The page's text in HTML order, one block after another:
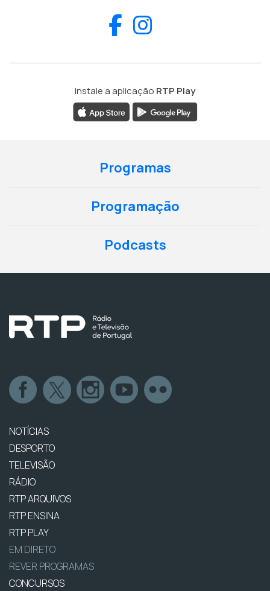
Facebook
Instale a aplicação RTP Play
Programas
Programação
Podcasts
NOTÍCIAS
DESPORTO
TELEVISÃO
RÁDIO
RTP ARQUIVOS
RTP ENSINA
RTP PLAY
EM DIRETO
REVER PROGRAMAS
CONCURSOS